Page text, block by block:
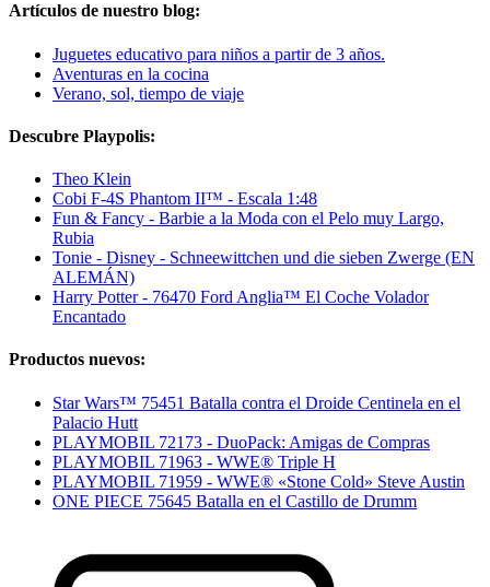
Artículos de nuestro blog:
Juguetes educativo para niños a partir de 3 años.
Aventuras en la cocina
Verano, sol, tiempo de viaje
Descubre Playpolis:
Theo Klein
Cobi F-4S Phantom II™ - Escala 1:48
Fun & Fancy - Barbie a la Moda con el Pelo muy Largo,
Rubia
Tonie - Disney - Schneewittchen und die sieben Zwerge (EN
ALEMÁN)
Harry Potter - 76470 Ford Anglia™ El Coche Volador
Encantado
Productos nuevos:
Star Wars™ 75451 Batalla contra el Droide Centinela en el
Palacio Hutt
PLAYMOBIL 72173 - DuoPack: Amigas de Compras
PLAYMOBIL 71963 - WWE® Triple H
PLAYMOBIL 71959 - WWE® «Stone Cold» Steve Austin
ONE PIECE 75645 Batalla en el Castillo de Drumm